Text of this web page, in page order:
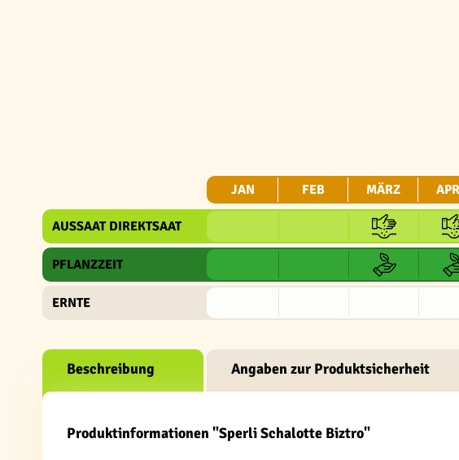
JAN FEB MÄRZ
AUSSAAT DIREKTSAAT
PFLANZZEIT
ERNTE
Beschreibung Angaben zur Produktsicherheit
Produktinformationen "Sperli Schalotte Biztro"